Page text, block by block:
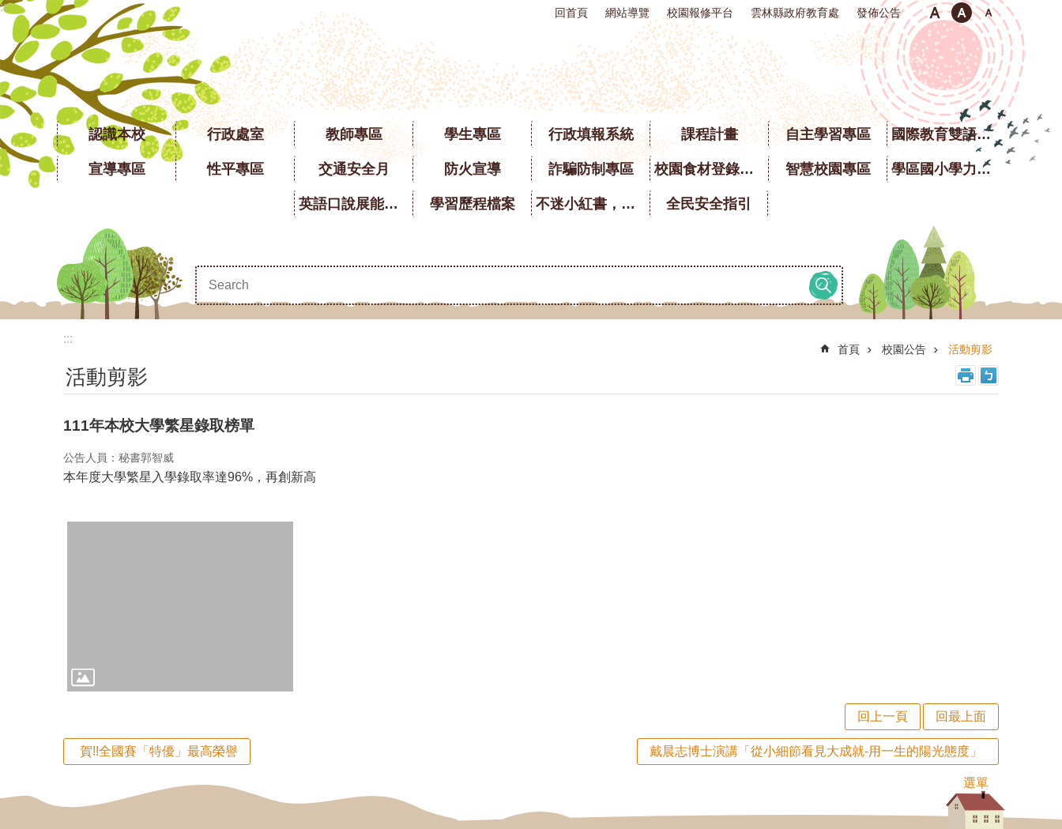
跳到主要內容區塊
::: 回首頁 網站導覽 校園報修平台 雲林縣政府教育處 發佈公告
認識本校 行政處室 教師專區 學生專區 行政填報系統 課程計畫 自主學習專區 國際教育雙語專區
宣導專區 性平專區 交通安全月 防火宣導 詐騙防制專區 校園食材登錄平臺 智慧校園專區 學區國小學力銜接題庫
英語口說展能專區 學習歷程檔案 不迷小紅書，青春不迷途 全民安全指引
:::
首頁 校園公告 活動剪影
活動剪影
111年本校大學繁星錄取榜單
公告人員：秘書郭智威
本年度大學繁星入學錄取率達96%，再創新高
回上一頁 回最上面
賀!!全國賽「特優」最高榮譽 戴晨志博士演講「從小細節看見大成就-用一生的陽光態度」
選單